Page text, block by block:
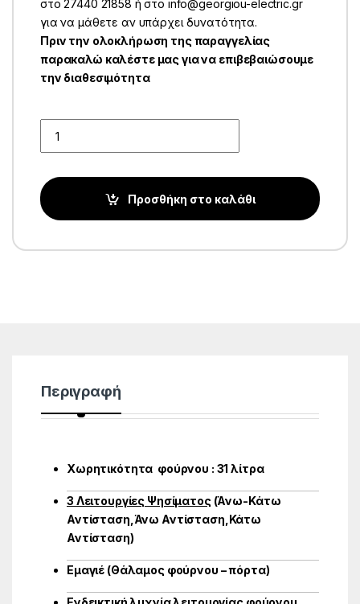
στο 27440 21858 ή στο info@georgiou-electric.gr
για να μάθετε αν υπάρχει δυνατότητα.
Πριν την ολοκλήρωση της παραγγελίας
παρακαλώ καλέστε μας για να επιβεβαιώσουμε
την διαθεσιμότητα
Προσθήκη στο καλάθι
Περιγραφή
Χωρητικότητα φούρνου : 31 λίτρα
3 Λειτουργίες Ψησίματος(Άνω-Κάτω
Αντίσταση,Άνω Αντίσταση,Κάτω
Αντίσταση)
Εμαγιέ (Θάλαμος φούρνου – πόρτα)